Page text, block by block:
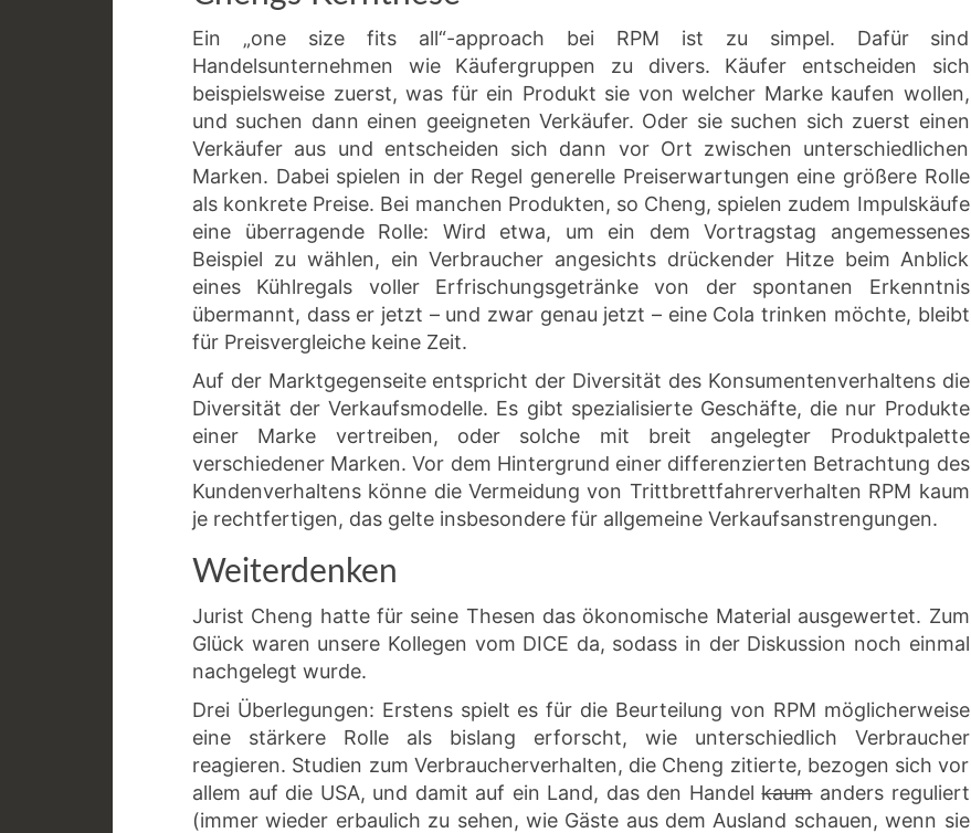
Ein „one size fits all“-approach bei RPM ist zu simpel. Dafür sind
Handelsunternehmen wie Käufergruppen zu divers. Käufer entscheiden sich
beispielsweise zuerst, was für ein Produkt sie von welcher Marke kaufen wollen,
und suchen dann einen geeigneten Verkäufer. Oder sie suchen sich zuerst einen
Verkäufer aus und entscheiden sich dann vor Ort zwischen unterschiedlichen
Marken. Dabei spielen in der Regel generelle Preiserwartungen eine größere Rolle
als konkrete Preise. Bei manchen Produkten, so Cheng, spielen zudem Impulskäufe
eine überragende Rolle: Wird etwa, um ein dem Vortragstag angemessenes
Beispiel zu wählen, ein Verbraucher angesichts drückender Hitze beim Anblick
eines Kühlregals voller Erfrischungsgetränke von der spontanen Erkenntnis
übermannt, dass er jetzt – und zwar genau jetzt – eine Cola trinken möchte, bleibt
für Preisvergleiche keine Zeit.
Auf der Marktgegenseite entspricht der Diversität des Konsumentenverhaltens die
Diversität der Verkaufsmodelle. Es gibt spezialisierte Geschäfte, die nur Produkte
einer Marke vertreiben, oder solche mit breit angelegter Produktpalette
verschiedener Marken. Vor dem Hintergrund einer differenzierten Betrachtung des
Kundenverhaltens könne die Vermeidung von Trittbrettfahrerverhalten RPM kaum
je rechtfertigen, das gelte insbesondere für allgemeine Verkaufsanstrengungen.
Weiterdenken
Jurist Cheng hatte für seine Thesen das ökonomische Material ausgewertet. Zum
Glück waren unsere Kollegen vom DICE da, sodass in der Diskussion noch einmal
nachgelegt wurde.
Drei Überlegungen: Erstens spielt es für die Beurteilung von RPM möglicherweise
eine stärkere Rolle als bislang erforscht, wie unterschiedlich Verbraucher
reagieren. Studien zum Verbraucherverhalten, die Cheng zitierte, bezogen sich vor
allem auf die USA, und damit auf ein Land, das den Handelkaumanders reguliert
(immer wieder erbaulich zu sehen, wie Gäste aus dem Ausland schauen, wenn sie